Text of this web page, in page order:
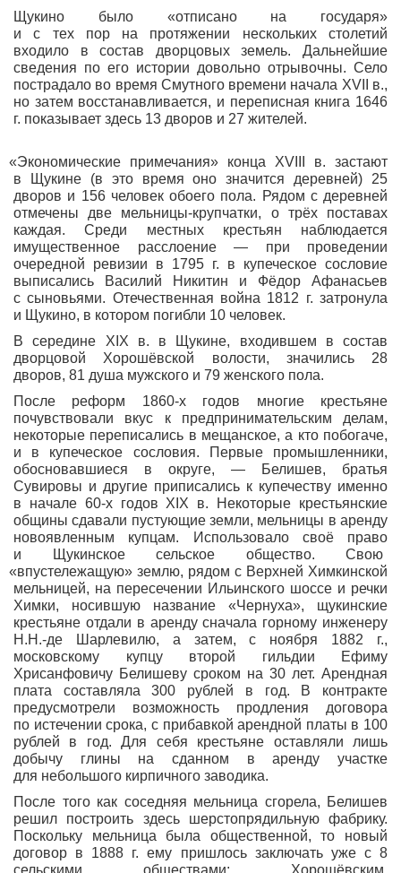
Щукино было
«отписанона государя»
и с тех пор на протяжении нескольких столетий
входило в состав дворцовых земель. Дальнейшие
сведения по его истории довольно отрывочны. Село
пострадало во время Смутного времени начала XVII в.,
но затем восстанавливается, и переписная книга 1646
г. показывает здесь 13 дворов и 27 жителей.
«Экономические примечания» конца XVIII в. застают
в Щукине
(в это время оно значится деревней) 25
дворов и 156 человек обоего пола. Рядом с деревней
отмечены две мельницы-крупчатки, о трёх поставах
каждая. Среди местных крестьян наблюдается
имущественное расслоение — при проведении
очередной ревизии в 1795 г. в купеческое сословие
выписались Василий Никитин и Фёдор Афанасьев
с сыновьями. Отечественная война 1812 г. затронула
и Щукино, в котором погибли 10 человек.
В середине XIX в. в Щукине, входившем в состав
дворцовой Хорошёвской волости, значились 28
дворов, 81 душа мужского и 79 женского пола.
После реформ 1860-х годов многие крестьяне
почувствовали вкус к предпринимательским делам,
некоторые переписались в мещанское, а кто побогаче,
и в купеческое сословия. Первые промышленники,
обосновавшиеся в округе, — Белишев, братья
Сувировы и другие приписались к купечеству именно
в начале 60-х годов XIX в. Некоторые крестьянские
общины сдавали пустующие земли, мельницы в аренду
новоявленным купцам. Использовало своё право
и Щукинское сельское общество. Свою
«впустележащую» землю, рядом с Верхней Химкинской
мельницей, на пересечении Ильинского шоссе и речки
Химки, носившую название
«Чернуха», щукинские
крестьяне отдали в аренду сначала горному инженеру
Н.Н.-де Шарлевилю, а затем, с ноября 1882 г.,
московскому купцу второй гильдии Ефиму
Хрисанфовичу Белишеву сроком на 30 лет. Арендная
плата составляла 300 рублей в год. В контракте
предусмотрели возможность продления договора
по истечении срока, с прибавкой арендной платы в 100
рублей в год. Для себя крестьяне оставляли лишь
добычу глины на сданном в аренду участке
для небольшого кирпичного заводика.
После того как соседняя мельница сгорела, Белишев
решил построить здесь шерстопрядильную фабрику.
Поскольку мельница была общественной, то новый
договор в 1888 г. ему пришлось заключать уже с 8
сельскими обществами: Хорошёвским,